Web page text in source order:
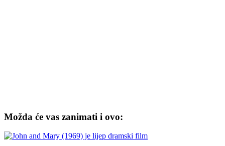
Možda će vas zanimati i ovo: